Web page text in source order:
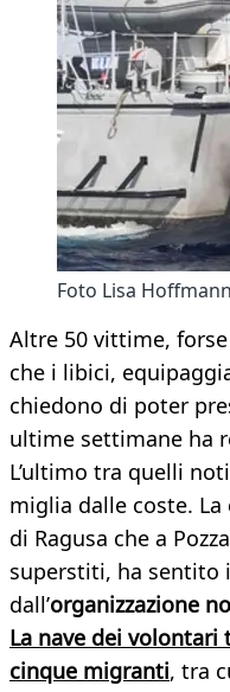
Foto Lisa
Altre 50 vittime,
che i libici,
chiedono di poter
ultime settimane ha
L’ultimo tra quelli
miglia dalle coste.
di Ragusa che a
superstiti, ha sentito
dall’organizzazione
La nave dei volontari
cinque migranti, tra